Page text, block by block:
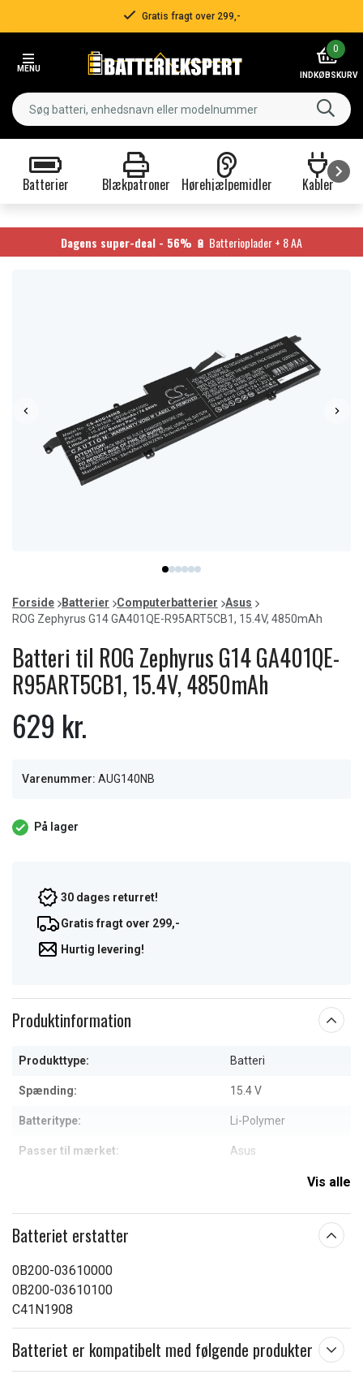
Gratis fragt over 299,-
MENU
0
INDKØBSKURV
Batterier Blækpatroner Hørehjælpemidler Kabler
9
Dagens super-deal - 56% 🔋 Batterioplader + 8 AA
item
0
item
1
item
2
item
3
item
4
item
5
of
6
Forside Batterier Computerbatterier
Asus
ROG Zephyrus G14 GA401QE-R95ART5CB1, 15.4V, 4850mAh
Batteri til ROG Zephyrus G14 GA401QE-
R95ART5CB1, 15.4V, 4850mAh
629 kr.
Varenummer: AUG140NB
På lager
30 dages returret!
Gratis fragt over 299,-
Hurtig levering!
Produktinformation
Produkttype: Batteri
Spænding: 15.4 V
Batteritype: Li-Polymer
Passer til mærket: Asus
Vis alle
Batteriet erstatter
0B200-03610000
0B200-03610100
C41N1908
Batteriet er kompatibelt med følgende produkter